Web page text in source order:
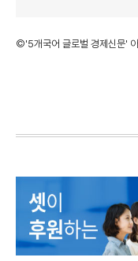
©'5개국어 글로벌 경제신문'